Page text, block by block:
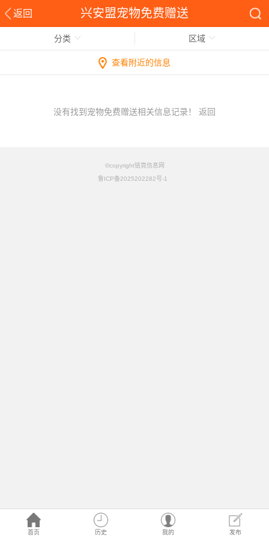
返回 兴安盟宠物免费赠送
首页 历史 我的 发布
分类 区域
查看附近的信息
没有找到宠物免费赠送相关信息记录！ 返回
©copyright铭竟信息网
鲁ICP备2025202282号-1